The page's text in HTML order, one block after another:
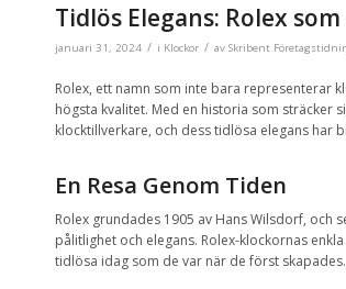
Tidlös Elegans: Rolex
januari 31, 2024 / i Klockor / av Skribent
Rolex, ett namn som inte bara representerar
högsta kvalitet. Med en historia som sträcker
klocktillverkare, och dess tidlösa elegans har
En Resa Genom Tiden
Rolex grundades 1905 av Hans Wilsdorf, och
pålitlighet och elegans. Rolex-klockornas
tidlösa idag som de var när de först skapades.